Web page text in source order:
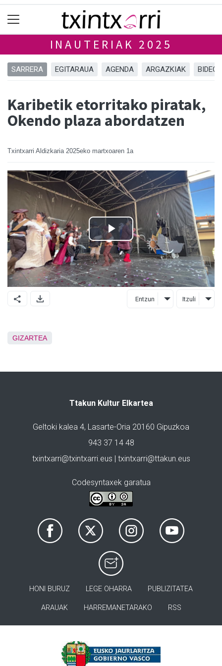
INAUTERIAK 2025
SARRERA EGITARAUA AGENDA ARGAZKIAK
Karibetik etorritako piratak,
Okendo plaza abordatzen
Txintxarri Aldizkaria 2025eko martxoaren 1a
Entzun Itzuli
GIZARTEA
Ttakun Kultur Elkartea
Geltoki kalea 4, Lasarte-Oria 20160 Gipuzkoa
943 37 14 48
txintxarri@txintxarri.eus | txintxarri@ttakun.eus
Codesyntaxek garatua
HONI BURUZ LEGE OHARRA PUBLIZITATEA
ARAUAK HARREMANETARAKO RSS